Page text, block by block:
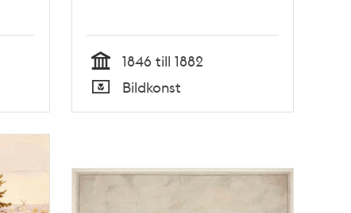
Tid
1846 till 1882
Typ
Bildkonst